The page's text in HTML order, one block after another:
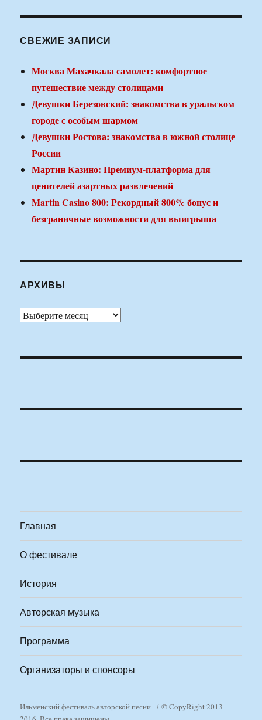
СВЕЖИЕ ЗАПИСИ
Москва Махачкала самолет: комфортное
путешествие между столицами
Девушки Березовский: знакомства в уральском
городе с особым шармом
Девушки Ростова: знакомства в южной столице
России
Мартин Казино: Премиум-платформа для
ценителей азартных развлечений
Martin Casino 800: Рекордный 800% бонус и
безграничные возможности для выигрыша
АРХИВЫ
Архивы
Главная
О фестивале
История
Авторская музыка
Программа
Организаторы и спонсоры
Ильменский фестиваль авторской песни
© CopyRight 2013-